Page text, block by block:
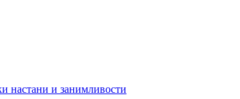
настани и занимливости